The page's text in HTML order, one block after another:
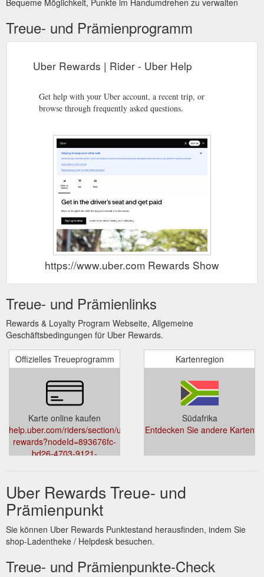
Bequeme Möglichkeit, Punkte im Handumdrehen zu verwalten
Treue- und Prämienprogramm
Uber Rewards | Rider - Uber Help
Get help with your Uber account, a recent trip, or
browse through frequently asked questions.
https://www.uber.com Rewards Show
Treue- und Prämienlinks
Rewards & Loyalty Program Webseite, Allgemeine
Geschäftsbedingungen für Uber Rewards.
Offizielles Treueprogramm
Karte online kaufen
help.uber.com/riders/section/uber-
rewards?nodeId=893676fc-
bd26-4703-9121-
Kartenregion
Südafrika
Entdecken Sie andere Karten
Uber Rewards Treue- und
Prämienpunkt
Sie können Uber Rewards Punktestand herausfinden, indem Sie
shop-Ladentheke / Helpdesk besuchen.
Treue- und Prämienpunkte-Check